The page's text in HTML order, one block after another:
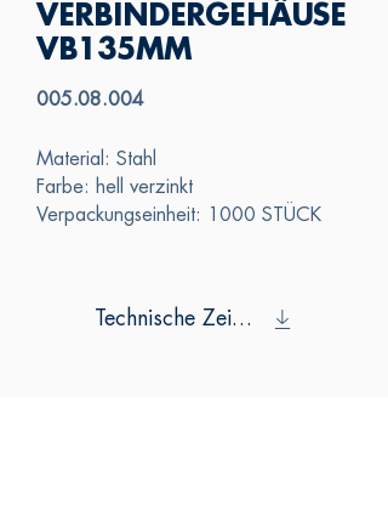
VERBINDERGEHÄUSE
VB135MM
005.08.004
Material: Stahl
Farbe: hell verzinkt
Verpackungseinheit: 1000 STÜCK
Technische Zeichnung